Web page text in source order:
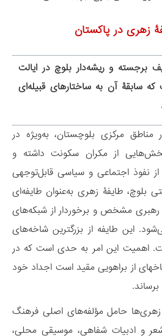
زهری در پاکستان
برجسته و ریشه‌دار بلوچ در ایالت
سابقۀ آن به ساختارهای قبیله‌ای
مرکزی بلوچستان، به‌ویژه در
از مکران سکونت داشته و
نفوذ اجتماعی و سیاسی قابل‌توجهی
بلوچ، طایفۀ زهری به‌عنوان طایفه‌ای
رهبری مشخص و برخوردار از شبکه‌های
این طایفه از بزرگترین شاخه‌های
اهمیت این امر به حدی است که در
از براهویی مقید است اجداد خود
حامل مؤلفه‌های اصلی فرهنگ
و ادبیات شفاهی، موسیقی محلی،